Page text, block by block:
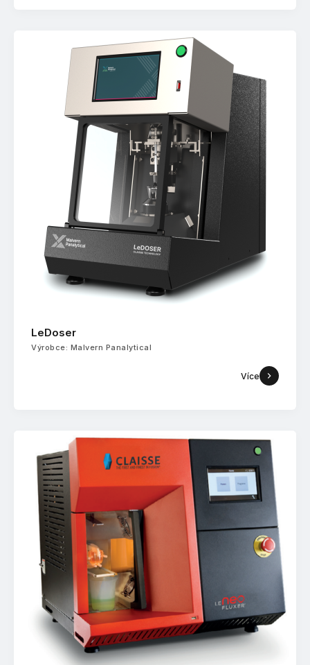
LeDoser
Výrobce: Malvern Panalytical
Více